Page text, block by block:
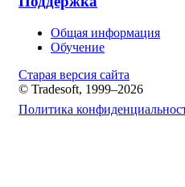
Общая информация
Обучение
Старая версия сайта
© Tradesoft, 1999–2026
Политика